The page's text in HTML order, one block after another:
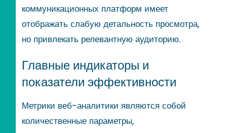
коммуникационных платформ имеет
отображать слабую детальность просмотра,
но привлекать релевантную аудиторию.
Главные индикаторы и
показатели эффективности
Метрики веб-аналитики являются собой
количественные параметры,